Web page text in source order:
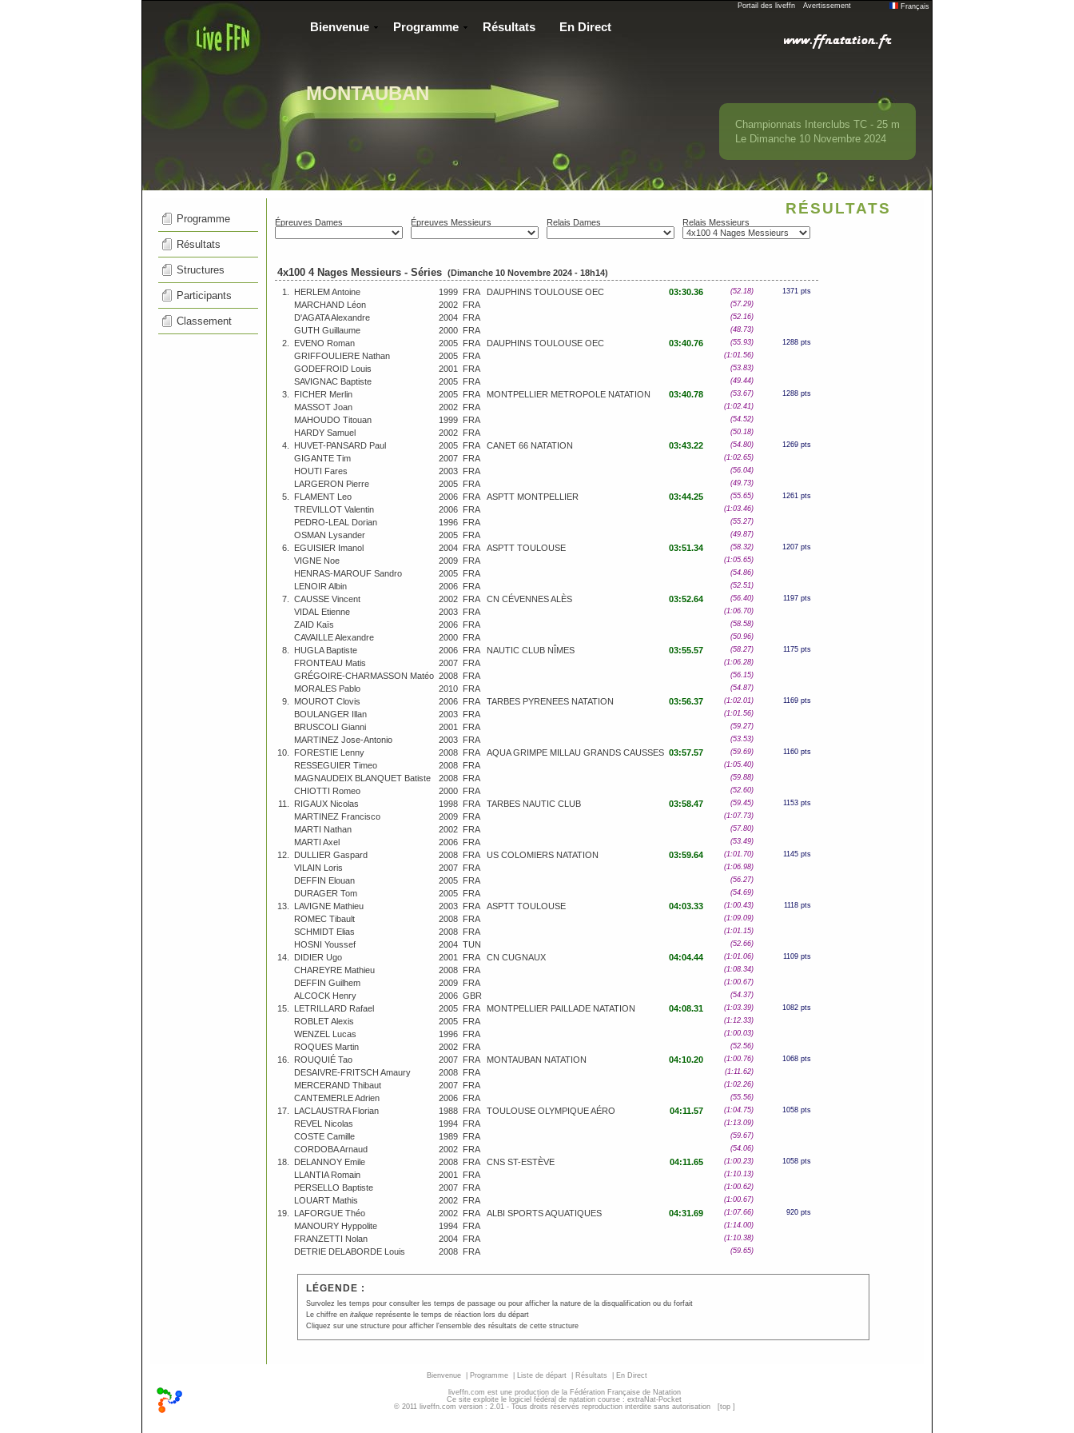
Portail des liveffn Avertissement Français
MONTAUBAN
Championnats Interclubs TC - 25 m
Le Dimanche 10 Novembre 2024
Bienvenue Programme Résultats En Direct
Programme
Résultats
Structures
Participants
Classement
RÉSULTATS
Épreuves Dames Épreuves Messieurs Relais Dames Relais Messieurs
4x100 4 Nages Messieurs - Séries (Dimanche 10 Novembre 2024 - 18h14)
1.
HERLEM Antoine 1999 FRA DAUPHINS TOULOUSE OEC 03:30.36 (52.18) 1371 pts
MARCHAND Léon 2002 FRA (57.29)
D'AGATA Alexandre 2004 FRA (52.16)
GUTH Guillaume 2000 FRA (48.73)
2. EVENO Roman 2005 FRA DAUPHINS TOULOUSE OEC 03:40.76 (55.93) 1288 pts
GRIFFOULIERE Nathan 2005 FRA (1:01.56)
GODEFROID Louis 2001 FRA (53.83)
SAVIGNAC Baptiste 2005 FRA (49.44)
3. FICHER Merlin 2005 FRA MONTPELLIER METROPOLE NATATION 03:40.78 (53.67) 1288 pts
MASSOT Joan 2002 FRA (1:02.41)
MAHOUDO Titouan 1999 FRA (54.52)
HARDY Samuel 2002 FRA (50.18)
4. HUVET-PANSARD Paul 2005 FRA CANET 66 NATATION 03:43.22 (54.80) 1269 pts
GIGANTE Tim 2007 FRA (1:02.65)
HOUTI Fares 2003 FRA (56.04)
LARGERON Pierre 2005 FRA (49.73)
5. FLAMENT Leo 2006 FRA ASPTT MONTPELLIER 03:44.25 (55.65) 1261 pts
TREVILLOT Valentin 2006 FRA (1:03.46)
PEDRO-LEAL Dorian 1996 FRA (55.27)
OSMAN Lysander 2005 FRA (49.87)
6. EGUISIER Imanol 2004 FRA ASPTT TOULOUSE 03:51.34 (58.32) 1207 pts
VIGNE Noe 2009 FRA (1:05.65)
HENRAS-MAROUF Sandro 2005 FRA (54.86)
LENOIR Albin 2006 FRA (52.51)
7. CAUSSE Vincent 2002 FRA CN CÉVENNES ALÈS 03:52.64 (56.40) 1197 pts
VIDAL Etienne 2003 FRA (1:06.70)
ZAID Kaïs 2006 FRA (58.58)
CAVAILLE Alexandre 2000 FRA (50.96)
8. HUGLA Baptiste 2006 FRA NAUTIC CLUB NÎMES 03:55.57 (58.27) 1175 pts
FRONTEAU Matis 2007 FRA (1:06.28)
GRÉGOIRE-CHARMASSON Matéo 2008 FRA (56.15)
MORALES Pablo 2010 FRA (54.87)
9. MOUROT Clovis 2006 FRA TARBES PYRENEES NATATION 03:56.37 (1:02.01) 1169 pts
BOULANGER Illan 2003 FRA (1:01.56)
BRUSCOLI Gianni 2001 FRA (59.27)
MARTINEZ Jose-Antonio 2003 FRA (53.53)
10. FORESTIE Lenny 2008 FRA AQUA GRIMPE MILLAU GRANDS CAUSSES 03:57.57 (59.69) 1160 pts
RESSEGUIER Timeo 2008 FRA (1:05.40)
MAGNAUDEIX BLANQUET Batiste 2008 FRA (59.88)
CHIOTTI Romeo 2000 FRA (52.60)
11. RIGAUX Nicolas 1998 FRA TARBES NAUTIC CLUB 03:58.47 (59.45) 1153 pts
MARTINEZ Francisco 2009 FRA (1:07.73)
MARTI Nathan 2002 FRA (57.80)
MARTI Axel 2006 FRA (53.49)
12. DULLIER Gaspard 2008 FRA US COLOMIERS NATATION 03:59.64 (1:01.70) 1145 pts
VILAIN Loris 2007 FRA (1:06.98)
DEFFIN Elouan 2005 FRA (56.27)
DURAGER Tom 2005 FRA (54.69)
13. LAVIGNE Mathieu 2003 FRA ASPTT TOULOUSE 04:03.33 (1:00.43) 1118 pts
ROMEC Tibault 2008 FRA (1:09.09)
SCHMIDT Elias 2008 FRA (1:01.15)
HOSNI Youssef 2004 TUN (52.66)
14. DIDIER Ugo 2001 FRA CN CUGNAUX 04:04.44 (1:01.06) 1109 pts
CHAREYRE Mathieu 2008 FRA (1:08.34)
DEFFIN Guilhem 2009 FRA (1:00.67)
ALCOCK Henry 2006 GBR (54.37)
15. LETRILLARD Rafael 2005 FRA MONTPELLIER PAILLADE NATATION 04:08.31 (1:03.39) 1082 pts
ROBLET Alexis 2005 FRA (1:12.33)
WENZEL Lucas 1996 FRA (1:00.03)
ROQUES Martin 2002 FRA (52.56)
16. ROUQUIÉ Tao 2007 FRA MONTAUBAN NATATION 04:10.20 (1:00.76) 1068 pts
DESAIVRE-FRITSCH Amaury 2008 FRA (1:11.62)
MERCERAND Thibaut 2007 FRA (1:02.26)
CANTEMERLE Adrien 2006 FRA (55.56)
17. LACLAUSTRA Florian 1988 FRA TOULOUSE OLYMPIQUE AÉRO 04:11.57 (1:04.75) 1058 pts
REVEL Nicolas 1994 FRA (1:13.09)
COSTE Camille 1989 FRA (59.67)
CORDOBA Arnaud 2002 FRA (54.06)
18. DELANNOY Emile 2008 FRA CNS ST-ESTÈVE 04:11.65 (1:00.23) 1058 pts
LLANTIA Romain 2001 FRA (1:10.13)
PERSELLO Baptiste 2007 FRA (1:00.62)
LOUART Mathis 2002 FRA (1:00.67)
19. LAFORGUE Théo 2002 FRA ALBI SPORTS AQUATIQUES 04:31.69 (1:07.66) 920 pts
MANOURY Hyppolite 1994 FRA (1:14.00)
FRANZETTI Nolan 2004 FRA (1:10.38)
DETRIE DELABORDE Louis 2008 FRA (59.65)
LÉGENDE :
Survolez les temps pour consulter les temps de passage ou pour afficher la nature de la disqualification ou du forfait
Le chiffre en italiquereprésente le temps de réaction lors du départ
Cliquez sur une structure pour afficher l'ensemble des résultats de cette structure
Bienvenue Programme Liste de départ Résultats En Direct
liveffn.com est une production de la Fédération Française de Natation
Ce site exploite le logiciel fédéral de natation course : extraNat-Pocket
© 2011 liveffn.com version : 2.01 - Tous droits réservés reproduction interdite sans autorisation
[top ]